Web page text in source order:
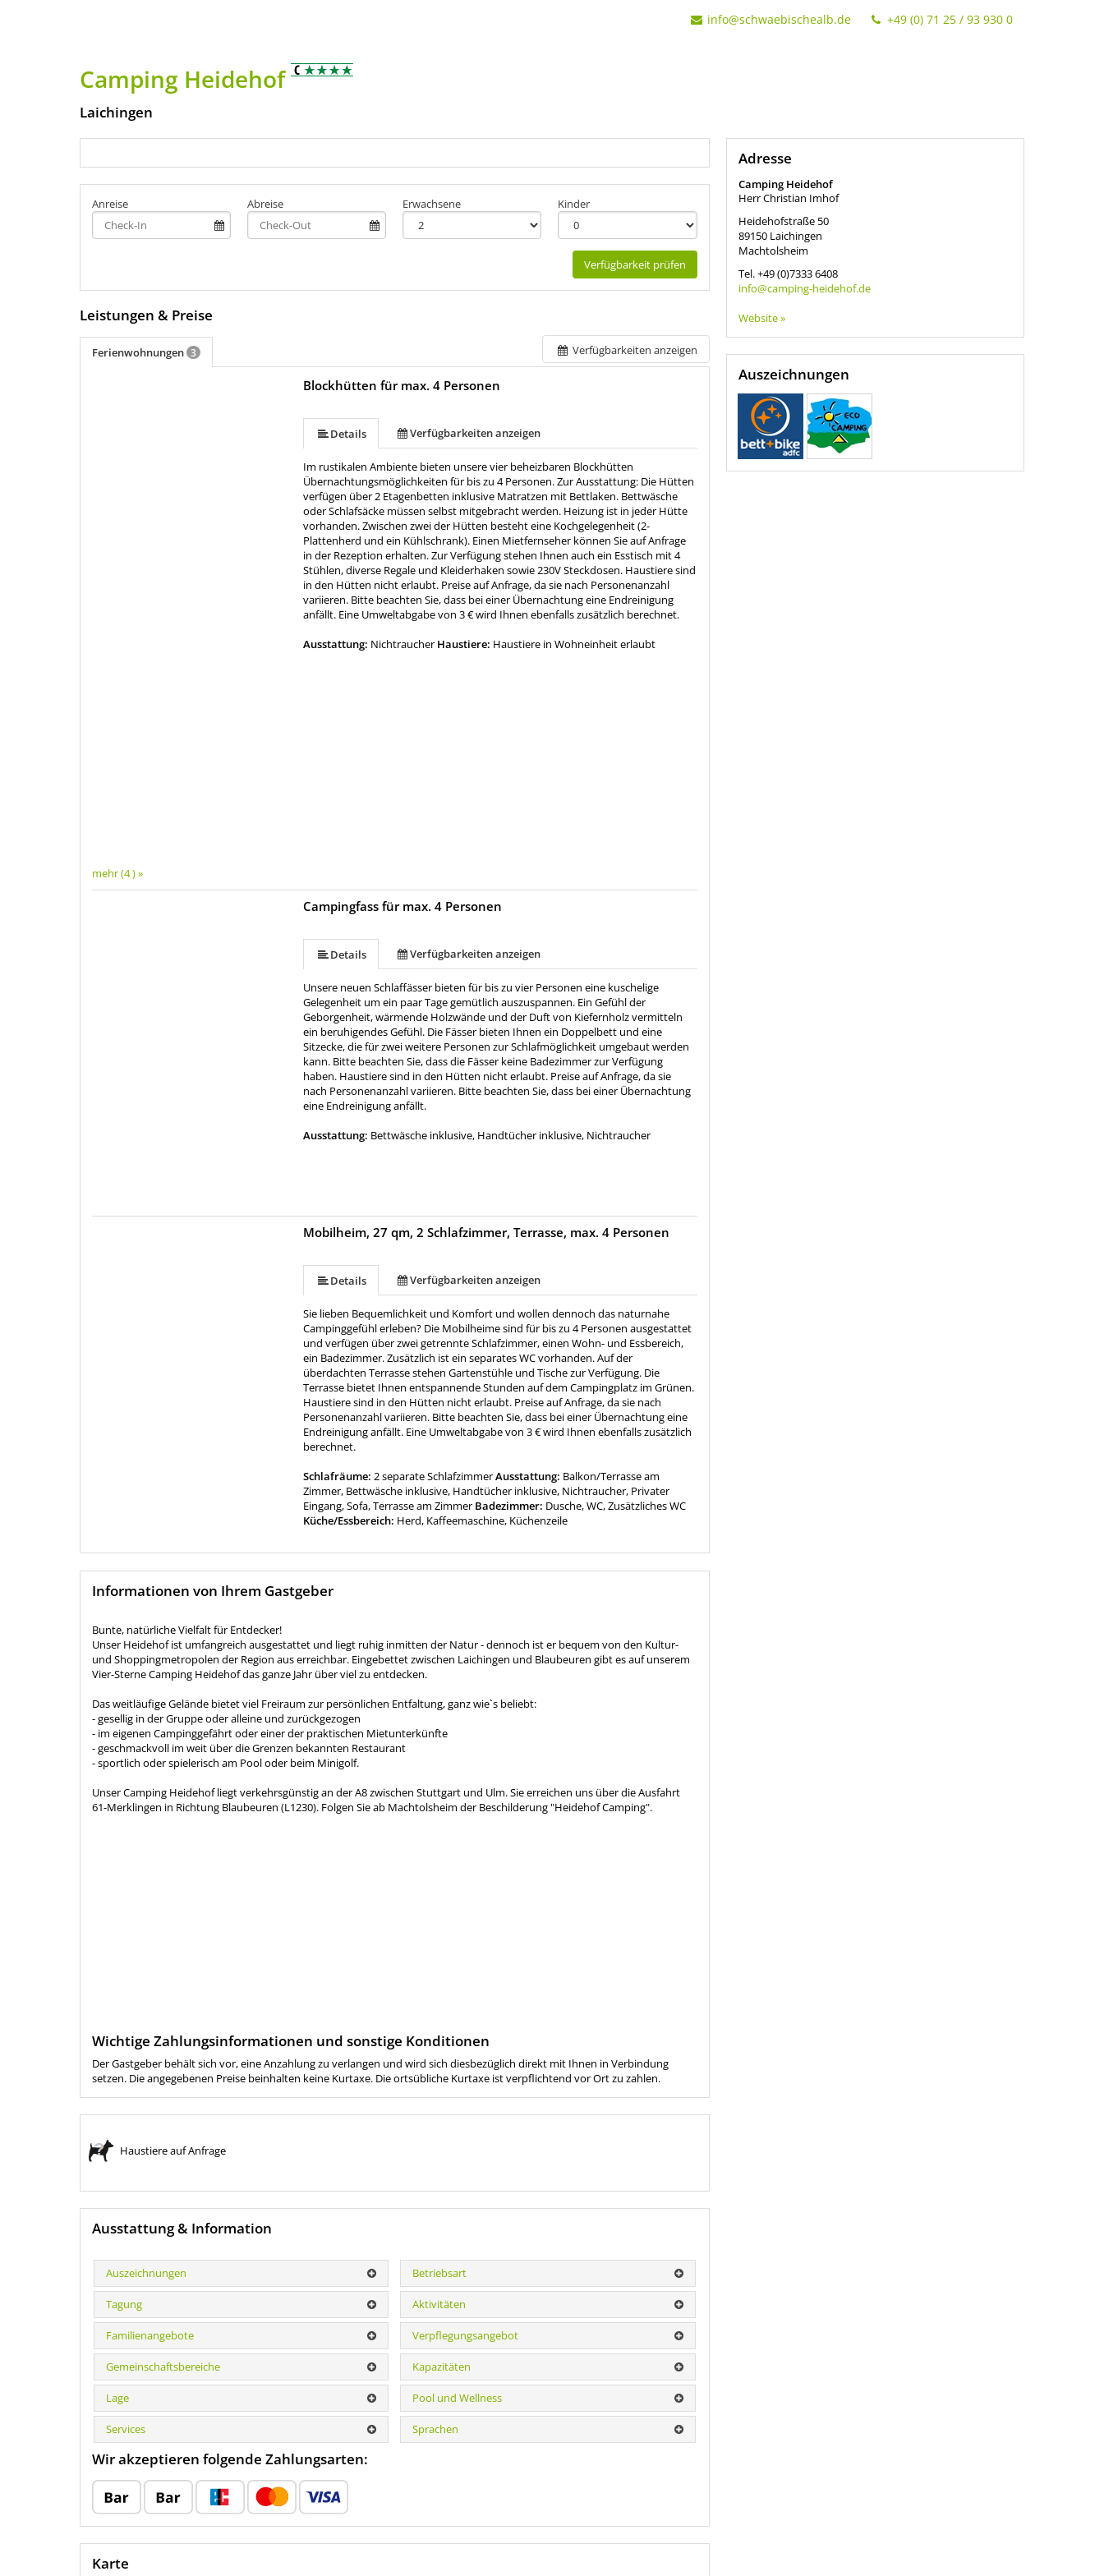
info@schwaebischealb.de +49 (0) 71 25 / 93 930 0
Camping Heidehof
Laichingen
Anreise Abreise Erwachsene Kinder
Verfügbarkeit prüfen
Verfügbarkeiten anzeigen
Leistungen & Preise
Ferienwohnungen 3
mehr (4 ) »
Blockhütten für max. 4 Personen
Details Verfügbarkeiten anzeigen
Im rustikalen Ambiente bieten unsere vier beheizbaren Blockhütten
Übernachtungsmöglichkeiten für bis zu 4 Personen. Zur Ausstattung: Die Hütten
verfügen über 2 Etagenbetten inklusive Matratzen mit Bettlaken. Bettwäsche
oder Schlafsäcke müssen selbst mitgebracht werden. Heizung ist in jeder Hütte
vorhanden. Zwischen zwei der Hütten besteht eine Kochgelegenheit (2-
Plattenherd und ein Kühlschrank). Einen Mietfernseher können Sie auf Anfrage
in der Rezeption erhalten. Zur Verfügung stehen Ihnen auch ein Esstisch mit 4
Stühlen, diverse Regale und Kleiderhaken sowie 230V Steckdosen. Haustiere sind
in den Hütten nicht erlaubt. Preise auf Anfrage, da sie nach Personenanzahl
variieren. Bitte beachten Sie, dass bei einer Übernachtung eine Endreinigung
anfällt. Eine Umweltabgabe von 3 € wird Ihnen ebenfalls zusätzlich berechnet.
Ausstattung: Nichtraucher Haustiere: Haustiere in Wohneinheit erlaubt
Campingfass für max. 4 Personen
Details Verfügbarkeiten anzeigen
Unsere neuen Schlaffässer bieten für bis zu vier Personen eine kuschelige
Gelegenheit um ein paar Tage gemütlich auszuspannen. Ein Gefühl der
Geborgenheit, wärmende Holzwände und der Duft von Kiefernholz vermitteln
ein beruhigendes Gefühl. Die Fässer bieten Ihnen ein Doppelbett und eine
Sitzecke, die für zwei weitere Personen zur Schlafmöglichkeit umgebaut werden
kann. Bitte beachten Sie, dass die Fässer keine Badezimmer zur Verfügung
haben. Haustiere sind in den Hütten nicht erlaubt. Preise auf Anfrage, da sie
nach Personenanzahl variieren. Bitte beachten Sie, dass bei einer Übernachtung
eine Endreinigung anfällt.
Ausstattung: Bettwäsche inklusive, Handtücher inklusive, Nichtraucher
Mobilheim, 27 qm, 2 Schlafzimmer, Terrasse, max. 4 Personen
Details Verfügbarkeiten anzeigen
Sie lieben Bequemlichkeit und Komfort und wollen dennoch das naturnahe
Campinggefühl erleben? Die Mobilheime sind für bis zu 4 Personen ausgestattet
und verfügen über zwei getrennte Schlafzimmer, einen Wohn- und Essbereich,
ein Badezimmer. Zusätzlich ist ein separates WC vorhanden. Auf der
überdachten Terrasse stehen Gartenstühle und Tische zur Verfügung. Die
Terrasse bietet Ihnen entspannende Stunden auf dem Campingplatz im Grünen.
Haustiere sind in den Hütten nicht erlaubt. Preise auf Anfrage, da sie nach
Personenanzahl variieren. Bitte beachten Sie, dass bei einer Übernachtung eine
Endreinigung anfällt. Eine Umweltabgabe von 3 € wird Ihnen ebenfalls zusätzlich
berechnet.
Schlafräume:2 separate SchlafzimmerAusstattung: Balkon/Terrasse am
Zimmer, Bettwäsche inklusive, Handtücher inklusive, Nichtraucher, Privater
Eingang, Sofa, Terrasse am Zimmer Badezimmer: Dusche, WC, Zusätzliches WC
Küche/Essbereich: Herd, Kaffeemaschine, Küchenzeile
Informationen von Ihrem Gastgeber
Bunte, natürliche Vielfalt für Entdecker!
Unser Heidehof ist umfangreich ausgestattet und liegt ruhig inmitten der Natur - dennoch ist er bequem von den Kultur-
und Shoppingmetropolen der Region aus erreichbar. Eingebettet zwischen Laichingen und Blaubeuren gibt es auf unserem
Vier-Sterne Camping Heidehof das ganze Jahr über viel zu entdecken.
Das weitläufige Gelände bietet viel Freiraum zur persönlichen Entfaltung, ganz wie`s beliebt:
- gesellig in der Gruppe oder alleine und zurückgezogen
- im eigenen Campinggefährt oder einer der praktischen Mietunterkünfte
- geschmackvoll im weit über die Grenzen bekannten Restaurant
- sportlich oder spielerisch am Pool oder beim Minigolf.
Unser Camping Heidehof liegt verkehrsgünstig an der A8 zwischen Stuttgart und Ulm. Sie erreichen uns über die Ausfahrt
61-Merklingen in Richtung Blaubeuren (L1230). Folgen Sie ab Machtolsheim der Beschilderung "Heidehof Camping".
Wichtige Zahlungsinformationen und sonstige Konditionen
Der Gastgeber behält sich vor, eine Anzahlung zu verlangen und wird sich diesbezüglich direkt mit Ihnen in Verbindung
setzen. Die angegebenen Preise beinhalten keine Kurtaxe. Die ortsübliche Kurtaxe ist verpflichtend vor Ort zu zahlen.
Haustiere auf Anfrage
Ausstattung & Information
Auszeichnungen Betriebsart
Tagung Aktivitäten
Familienangebote Verpflegungsangebot
Gemeinschaftsbereiche Kapazitäten
Lage Pool und Wellness
Services Sprachen
Wir akzeptieren folgende Zahlungsarten:
Karte
Adresse
Camping Heidehof
Herr Christian Imhof
Heidehofstraße 50
89150 Laichingen
Machtolsheim
Tel.+49 (0)7333 6408
info@camping-heidehof.de
Website »
Auszeichnungen